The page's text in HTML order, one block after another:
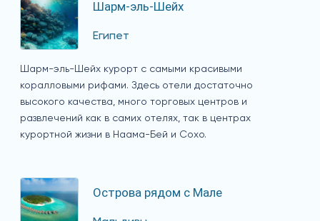
Шарм-эль-Шейх
Египет
Шарм-эль-Шейх курорт с самыми красивыми
коралловыми рифами. Здесь отели достаточно
высокого качества, много торговых центров и
развлечений как в самих отелях, так в центрах
курортной жизни в Наама-Бей и Сохо.
Острова рядом с Мале